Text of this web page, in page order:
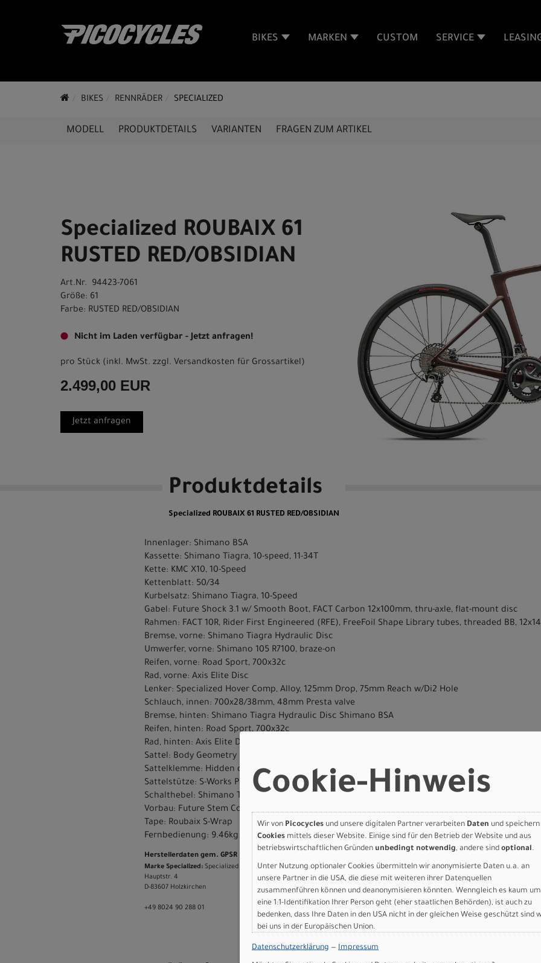
BIKES MARKEN CUSTOM SERVICE
BIKES RENNRÄDER SPECIALIZED
MODELL PRODUKTDETAILS VARIANTEN FRAGEN ZUM ARTIKEL
Specialized ROUBAIX 61
RUSTED RED/OBSIDIAN
Art.Nr. 94423-7061
Größe: 61
Farbe: RUSTED RED/OBSIDIAN
Nicht im Laden verfügbar - Jetzt anfragen!
pro Stück (inkl. MwSt. zzgl. Versandkosten für Grossartikel)
2.499,00 EUR
Jetzt anfragen
Produktdetails
Specialized ROUBAIX 61 RUSTED RED/OBSIDIAN
Innenlager: Shimano BSA
Kassette: Shimano Tiagra, 10-speed, 11-34T
Kette: KMC X10, 10-Speed
Kettenblatt: 50/34
Kurbelsatz: Shimano Tiagra, 10-Speed
Gabel: Future Shock 3.1 w/ Smooth Boot, FACT Carbon 12x100mm, thru-axle, flat-mount disc
Rahmen: FACT 10R, Rider First Engineered (RFE), FreeFoil Shape Library tubes, threaded BB,
Bremse, vorne: Shimano Tiagra Hydraulic Disc
Umwerfer, vorne: Shimano 105 R7100, braze-on
Reifen, vorne: Road Sport, 700x32c
Rad, vorne: Axis Elite Disc
Lenker: Specialized Hover Comp, Alloy, 125mm Drop, 75mm Reach w/Di2 Hole
Schlauch, innen: 700x28/38mm, 48mm Presta valve
Bremse, hinten: Shimano Tiagra Hydraulic Disc Shimano BSA
Reifen, hinten: Road Sport, 700x32c
Rad, hinten: Axis Elite Disc
Sattel: Body Geometry Power Sport, steel rails
Sattelklemme: Hidden drop clamp
Sattelstütze: S-Works Pave Seat post
Schalthebel: Shimano Tiagra 4720, Hydraulic Disc
Vorbau: Future Stem Comp
Tape: Roubaix S-Wrap
Fernbedienung: 9.46kg (20 lb, 13.7 oz)
Herstellerdaten gem. GPSR
Marke Specialized: Specialized Germany GmbH
Hauptstr. 4
D-83607 Holzkirchen
+49 8024 90 288 01
Cookie-Hinweis
Wir von Picocycles und unsere digitalen Partner verarbeiten Daten und speichern
Cookies mittels dieser Website. Einige sind für den Betrieb der Website und aus
betriebswirtschaftlichen Gründen unbedingt notwendig, andere sind optional.
Unter Nutzung optionaler Cookies übermitteln wir anonymisierte Daten u.a. an
unsere Partner in die USA, die diese mit weiteren ihrer Datenquellen
zusammenführen können und deanonymisieren könnten. Wenngleich es kaum um
eine 1:1-Identifikation Ihrer Person geht (eher staatlichen Behörden), ist auch zu
bedenken, dass Ihre Daten in den USA nicht in der gleichen Weise geschützt sind
bei uns in der Europäischen Union.
Datenschutzerklärung — Impressum